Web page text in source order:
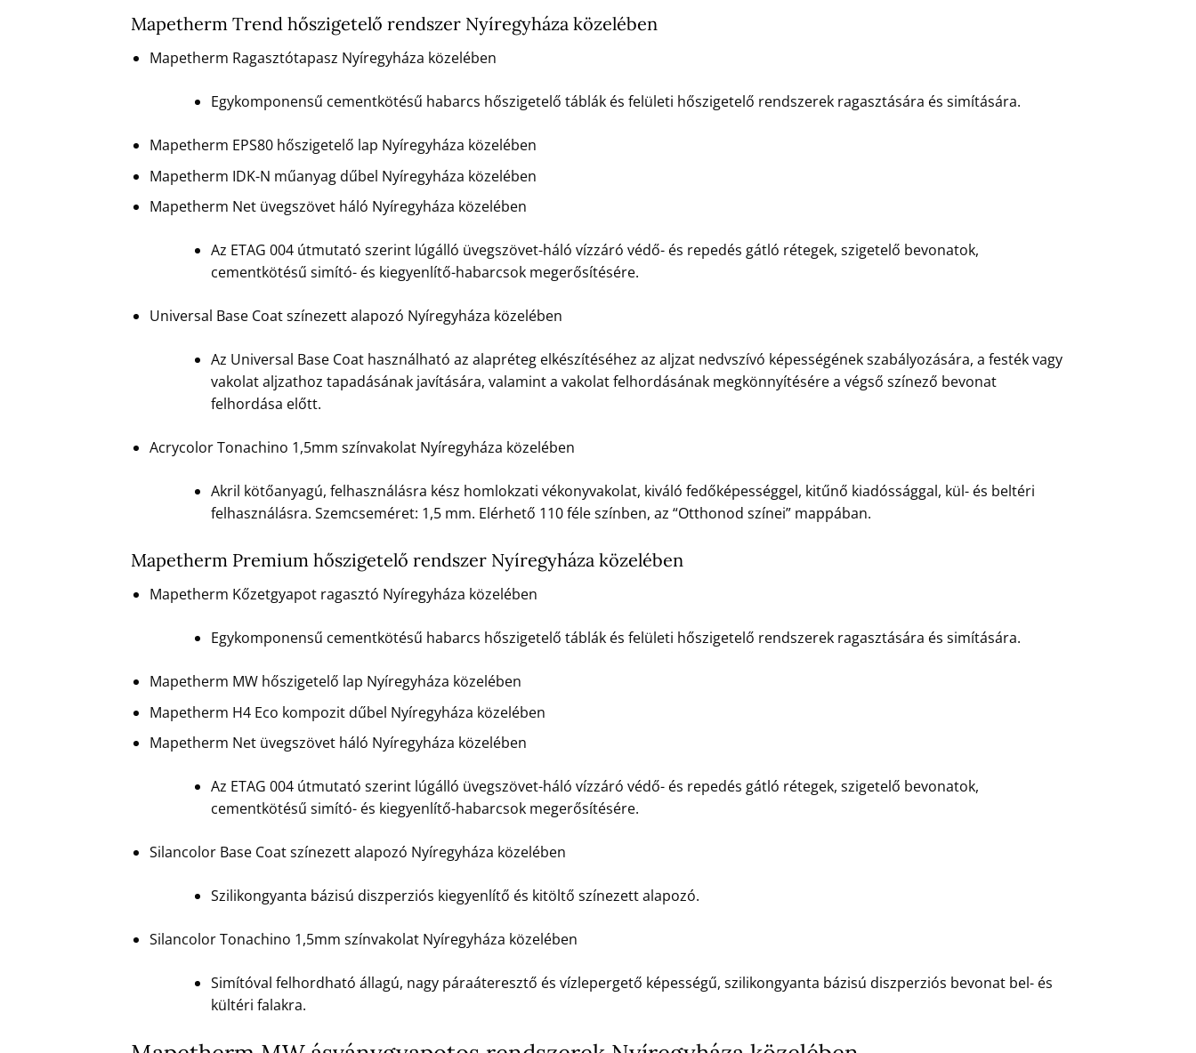
Mapetherm Trend hőszigetelő rendszer Nyíregyháza közelében
Mapetherm Ragasztótapasz Nyíregyháza közelében
Egykomponensű cementkötésű habarcs hőszigetelő táblák és felületi hőszigetelő rendszerek ragasztására és simítására.
Mapetherm EPS80 hőszigetelő lap Nyíregyháza közelében
Mapetherm IDK-N műanyag dűbel Nyíregyháza közelében
Mapetherm Net üvegszövet háló Nyíregyháza közelében
Az ETAG 004 útmutató szerint lúgálló üvegszövet-háló vízzáró védő- és repedés gátló rétegek, szigetelő bevonatok,
cementkötésű simító- és kiegyenlítő-habarcsok megerősítésére.
Universal Base Coat színezett alapozó Nyíregyháza közelében
Az Universal Base Coat használható az alapréteg elkészítéséhez az aljzat nedvszívó képességének szabályozására, a festék vagy
vakolat aljzathoz tapadásának javítására, valamint a vakolat felhordásának megkönnyítésére a végső színező bevonat
felhordása előtt.
Acrycolor Tonachino 1,5mm színvakolat Nyíregyháza közelében
Akril kötőanyagú, felhasználásra kész homlokzati vékonyvakolat, kiváló fedőképességgel, kitűnő kiadóssággal, kül- és beltéri
felhasználásra. Szemcseméret: 1,5 mm. Elérhető 110 féle színben, az “Otthonod színei” mappában.
Mapetherm Premium hőszigetelő rendszer Nyíregyháza közelében
Mapetherm Kőzetgyapot ragasztó Nyíregyháza közelében
Egykomponensű cementkötésű habarcs hőszigetelő táblák és felületi hőszigetelő rendszerek ragasztására és simítására.
Mapetherm MW hőszigetelő lap Nyíregyháza közelében
Mapetherm H4 Eco kompozit dűbel Nyíregyháza közelében
Mapetherm Net üvegszövet háló Nyíregyháza közelében
Az ETAG 004 útmutató szerint lúgálló üvegszövet-háló vízzáró védő- és repedés gátló rétegek, szigetelő bevonatok,
cementkötésű simító- és kiegyenlítő-habarcsok megerősítésére.
Silancolor Base Coat színezett alapozó Nyíregyháza közelében
Szilikongyanta bázisú diszperziós kiegyenlítő és kitöltő színezett alapozó.
Silancolor Tonachino 1,5mm színvakolat Nyíregyháza közelében
Simítóval felhordható állagú, nagy páraáteresztő és vízlepergető képességű, szilikongyanta bázisú diszperziós bevonat bel- és
kültéri falakra.